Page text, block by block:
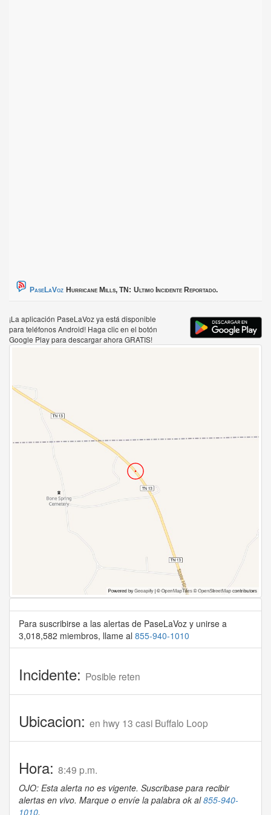
PaseLaVoz Hurricane Mills, TN: Ultimo Incidente Reportado.
¡La aplicación PaseLaVoz ya está disponible
para teléfonos Android! Haga clic en el botón
Google Play para descargar ahora GRATIS!
Para suscribirse a las alertas de PaseLaVoz y unirse a
3,018,582 miembros, llame al 855-940-1010
Incidente: Posible reten
Ubicacion: en hwy 13 casi Buffalo Loop
Hora: 8:49 p.m.
OJO: Esta alerta no es vigente. Suscribase para recibir
alertas en vivo. Marque o envíe la palabra ok al855-940-
1010.